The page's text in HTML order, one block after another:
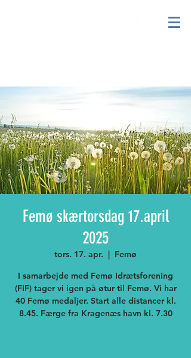
Femø skærtorsdag 17.april
2025
tors. 17. apr.
  |
Femø
I samarbejde med Femø Idrætsforening
(FIF) tager vi igen på øtur til Femø. Vi har
40 Femø medaljer. Start alle distancer kl.
8.45. Færge fra Kragenæs havn kl. 7.30